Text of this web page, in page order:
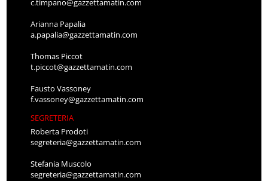
c.timpano@gazzettamatin.com
Arianna Papalia
a.papalia@gazzettamatin.com
Thomas Piccot
t.piccot@gazzettamatin.com
Fausto Vassoney
f.vassoney@gazzettamatin.com
SEGRETERIA
Roberta Prodoti
segreteria@gazzettamatin.com
Stefania Muscolo
segreteria@gazzettamatin.com